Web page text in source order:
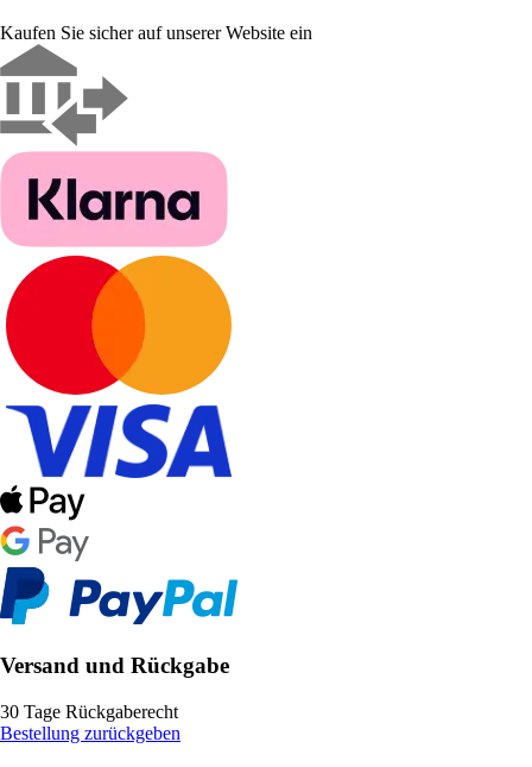
Kaufen Sie sicher auf unserer Website ein
Versand und Rückgabe
30 Tage Rückgaberecht
Bestellung zurückgeben